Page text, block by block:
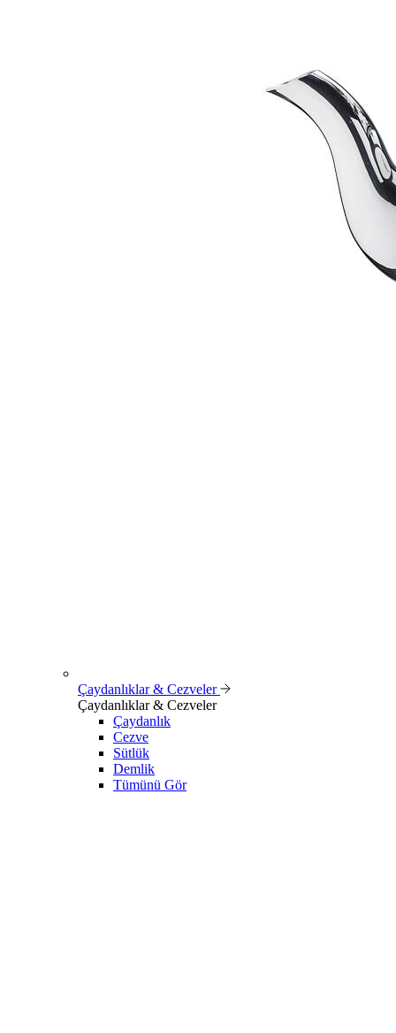
Çaydanlıklar & Cezveler
Çaydanlıklar & Cezveler
Çaydanlık
Cezve
Sütlük
Demlik
Tümünü Gör